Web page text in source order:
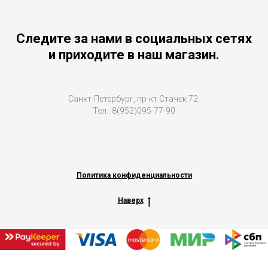
Следите за нами в социальных сетях
и приходите в наш магазин.
Санкт-Петербург, пр-кт Стачек 72.
Тел.: 8(952)095-77-90
Политика конфиденциальности
Наверх